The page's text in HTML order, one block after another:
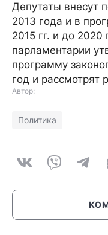
Депутаты внесут
2013 года и в
2015 гг. и до 2020
парламентарии
программу
год и рассмотрят
Автор:
Политика